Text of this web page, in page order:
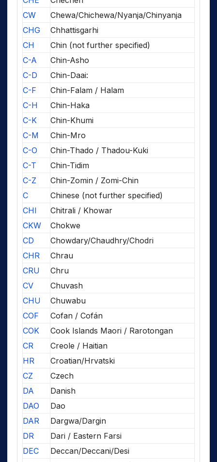
CW
Chewa/Chichewa/Nyanja/Chinyanja
CHG
Chhattisgarhi
CH
Chin (not further specified)
C-A
Chin-Asho
C-D
Chin-Daai:
C-F
Chin-Falam / Halam
C-H
Chin-Haka
C-K
Chin-Khumi
C-M
Chin-Mro
C-O
Chin-Thado / Thadou-Kuki
C-T
Chin-Tidim
C-Z
Chin-Zomin / Zomi-Chin
C
Chinese (not further specified)
CHI
Chitrali / Khowar
CKW
Chokwe
CD
Chowdary/Chaudhry/Chodri
CHR
Chrau
CRU
Chru
CV
Chuvash
CHU
Chuwabu
COF
Cofan / Cofán
COK
Cook Islands Maori / Rarotongan
CR
Creole / Haitian
HR
Croatian/Hrvatski
CZ
Czech
DA
Danish
DAO
Dao
DAR
Dargwa/Dargin
DR
Dari / Eastern Farsi
DEC
Deccan/Deccani/Desi